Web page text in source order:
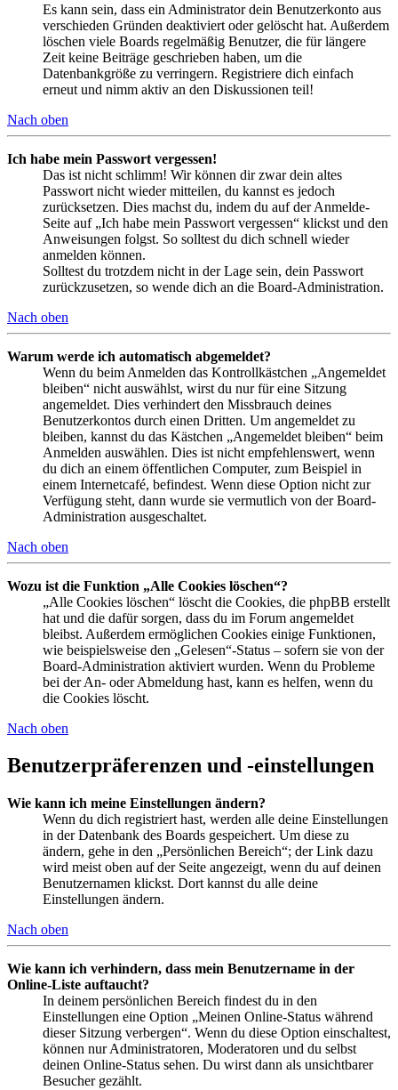
Es kann sein, dass ein Administrator dein Benutzerkonto aus
verschieden Gründen deaktiviert oder gelöscht hat. Außerdem
löschen viele Boards regelmäßig Benutzer, die für längere
Zeit keine Beiträge geschrieben haben, um die
Datenbankgröße zu verringern. Registriere dich einfach
erneut und nimm aktiv an den Diskussionen teil!
Nach oben
Ich habe mein Passwort vergessen!
Das ist nicht schlimm! Wir können dir zwar dein altes
Passwort nicht wieder mitteilen, du kannst es jedoch
zurücksetzen. Dies machst du, indem du auf der Anmelde-
Seite auf „Ich habe mein Passwort vergessen“ klickst und den
Anweisungen folgst. So solltest du dich schnell wieder
anmelden können.
Solltest du trotzdem nicht in der Lage sein, dein Passwort
zurückzusetzen, so wende dich an die Board-Administration.
Nach oben
Warum werde ich automatisch abgemeldet?
Wenn du beim Anmelden das Kontrollkästchen „Angemeldet
bleiben“ nicht auswählst, wirst du nur für eine Sitzung
angemeldet. Dies verhindert den Missbrauch deines
Benutzerkontos durch einen Dritten. Um angemeldet zu
bleiben, kannst du das Kästchen „Angemeldet bleiben“ beim
Anmelden auswählen. Dies ist nicht empfehlenswert, wenn
du dich an einem öffentlichen Computer, zum Beispiel in
einem Internetcafé, befindest. Wenn diese Option nicht zur
Verfügung steht, dann wurde sie vermutlich von der Board-
Administration ausgeschaltet.
Nach oben
Wozu ist die Funktion „Alle Cookies löschen“?
„Alle Cookies löschen“ löscht die Cookies, die phpBB erstellt
hat und die dafür sorgen, dass du im Forum angemeldet
bleibst. Außerdem ermöglichen Cookies einige Funktionen,
wie beispielsweise den „Gelesen“-Status – sofern sie von der
Board-Administration aktiviert wurden. Wenn du Probleme
bei der An- oder Abmeldung hast, kann es helfen, wenn du
die Cookies löscht.
Nach oben
Benutzerpräferenzen und -einstellungen
Wie kann ich meine Einstellungen ändern?
Wenn du dich registriert hast, werden alle deine Einstellungen
in der Datenbank des Boards gespeichert. Um diese zu
ändern, gehe in den „Persönlichen Bereich“; der Link dazu
wird meist oben auf der Seite angezeigt, wenn du auf deinen
Benutzernamen klickst. Dort kannst du alle deine
Einstellungen ändern.
Nach oben
Wie kann ich verhindern, dass mein Benutzername in der
Online-Liste auftaucht?
In deinem persönlichen Bereich findest du in den
Einstellungen eine Option „Meinen Online-Status während
dieser Sitzung verbergen“. Wenn du diese Option einschaltest,
können nur Administratoren, Moderatoren und du selbst
deinen Online-Status sehen. Du wirst dann als unsichtbarer
Besucher gezählt.